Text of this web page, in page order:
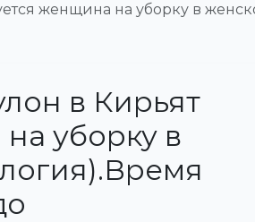
женщина на уборку в
в Кирьят
уборку в